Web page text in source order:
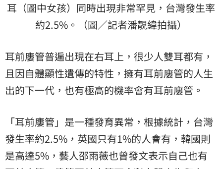
耳（圖中女孩）同時出現非常罕見，台灣發生率
約2.5%。（圖／記者潘靚緯拍攝）
耳前廔管普遍出現在右耳上，很少人雙耳都有，
且因自體顯性遺傳的特性，擁有耳前廔管的人生
出的下一代，也有極高的機率會有耳前廔管。
「耳前廔管」是一種發育異常，根據統計，台灣
發生率約2.5%，英國只有1%的人會有，韓國則
是高達5%，藝人邵雨薇也曾發文表示自己也有